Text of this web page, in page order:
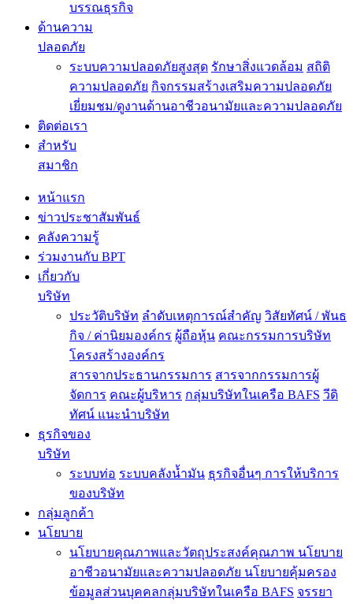
บรรณธุรกิจ
ด้านความ
ปลอดภัย
ระบบความปลอดภัยสูงสุด รักษาสิ่งแวดล้อม สถิติ
ความปลอดภัย กิจกรรมสร้างเสริมความปลอดภัย
เยี่ยมชม/ดูงานด้านอาชีวอนามัยและความปลอดภัย
ติดต่อเรา
สำหรับ
สมาชิก
หน้าแรก
ข่าวประชาสัมพันธ์
คลังความรู้
ร่วมงานกับ BPT
เกี่ยวกับ
บริษัท
ประวัติบริษัท ลำดับเหตุการณ์สำคัญ วิสัยทัศน์ / พันธ
กิจ / ค่านิยมองค์กร ผู้ถือหุ้น คณะกรรมการบริษัท
โครงสร้างองค์กร
สารจากประธานกรรมการ สารจากกรรมการผู้
จัดการ คณะผู้บริหาร กลุ่มบริษัทในเครือ BAFS วีดิ
ทัศน์ แนะนำบริษัท
ธุรกิจของ
บริษัท
ระบบท่อ ระบบคลังน้ำมัน ธุรกิจอื่นๆ การให้บริการ
ของบริษัท
กลุ่มลูกค้า
นโยบาย
นโยบายคุณภาพและวัตถุประสงค์คุณภาพ นโยบาย
อาชีวอนามัยและความปลอดภัย นโยบายคุ้มครอง
ข้อมูลส่วนบุคคลกลุ่มบริษัทในเครือ BAFS จรรยา